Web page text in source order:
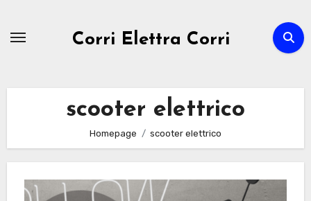
Corri Elettra Corri
scooter elettrico
Homepage scooter elettrico